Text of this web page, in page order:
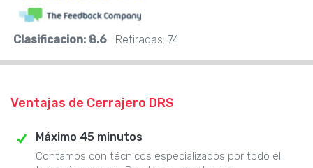
Clasificacion: 8.6 Retiradas: 74
Ventajas de Cerrajero DRS
Máximo 45 minutos
Contamos con técnicos especializados por todo el